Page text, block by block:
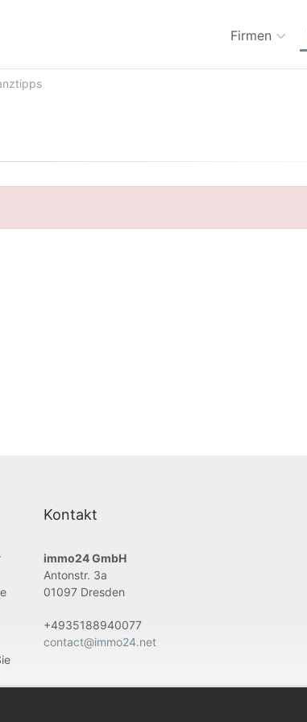
Firmen
Kontakt
immo24 GmbH
Antonstr. 3a
01097 Dresden
+4935188940077
contact@immo24.net